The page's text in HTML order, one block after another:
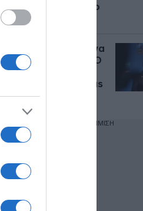
Σταθακόπουλου στο
DEBATER
Πώς αποτιμά η Αθήνα
τη Σύνοδο του ΝΑΤΟ
– Οι παρεμβάσεις
Μητσοτάκη για casus
belli και F-35
ΔΙΑΦΗΜΙΣΗ